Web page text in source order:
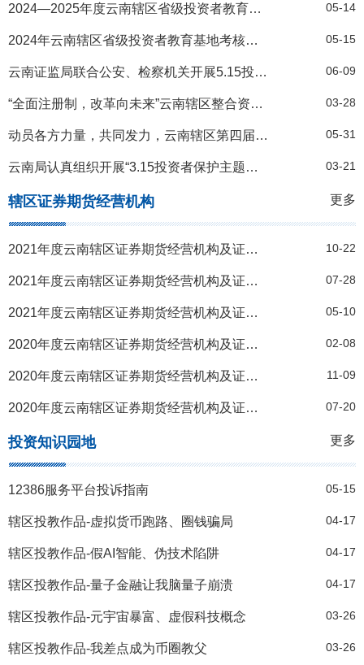
2024—2025年度云南辖区省级投资者教育基地考核结果 05-14
2024年云南辖区省级投资者教育基地考核结果 05-15
云南证监局联合公安、检察机关开展5.15投资者宣传教育活动合力构建“大投保”格局 06-09
“全面注册制，改革向未来”云南辖区整合资源高效开展3.15投保主题活动 03-28
动员各方力量，共同发力，云南辖区第四届“5.15全国投资者保护宣传日”活动取得实效 05-31
云南局认真组织开展“3.15投资者保护主题教育活动” 03-21
辖区证券期货经营机构 更多
2021年度云南辖区证券期货经营机构及证券投资咨询机构名录(截止2021年6月30日） 10-22
2021年度云南辖区证券期货经营机构及证券投资咨询机构名录(截止2021年6月30日） 07-28
2021年度云南辖区证券期货经营机构及证券投资咨询机构名录(截止2021年3月31日） 05-10
2020年度云南辖区证券期货经营机构及证券投资咨询机构名录(截止2020年12月31日） 02-08
2020年度云南辖区证券期货经营机构及证券投资咨询机构名录（截止2020年9月30日） 11-09
2020年度云南辖区证券期货经营机构及证券投资咨询机构名录(截止2020年6月30日） 07-20
投资知识园地 更多
12386服务平台投诉指南 05-15
辖区投教作品-虚拟货币跑路、圈钱骗局 04-17
辖区投教作品-假AI智能、伪技术陷阱 04-17
辖区投教作品-量子金融让我脑量子崩溃 04-17
辖区投教作品-元宇宙暴富、虚假科技概念 03-26
辖区投教作品-我差点成为币圈教父 03-26